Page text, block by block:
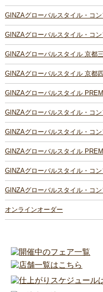
GINZAグローバルスタイル・コ
GINZAグローバルスタイル・コ
GINZAグローバルスタイル 京都
GINZAグローバルスタイル 京都
GINZAグローバルスタイル
GINZAグローバルスタイル・コ
GINZAグローバルスタイル・コ
GINZAグローバルスタイル
GINZAグローバルスタイル・コ
GINZAグローバルスタイル・コ
オンラインオーダー